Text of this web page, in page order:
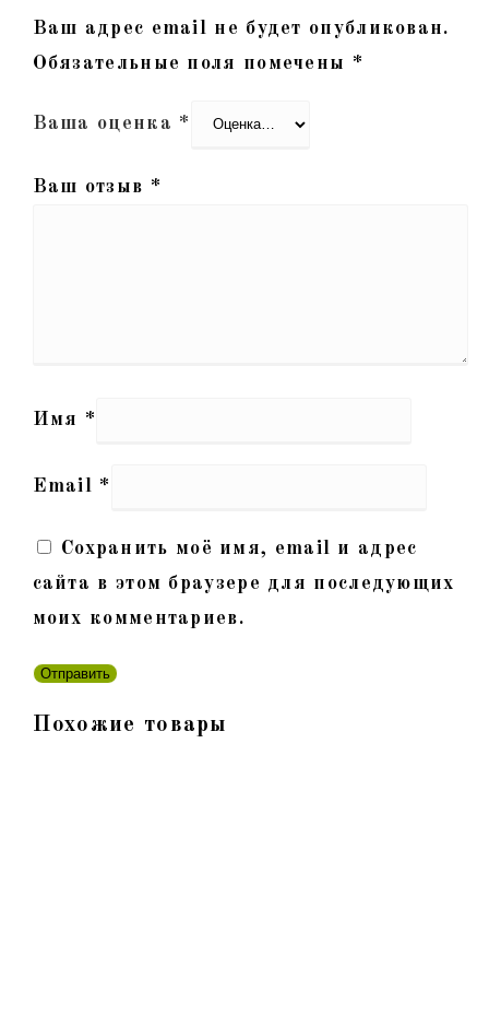
Ваш адрес email не будет опубликован.
Обязательные поля помечены *
Ваша оценка *
Ваш отзыв *
Имя *
Email *
Сохранить моё имя, email и адрес
сайта в этом браузере для последующих
моих комментариев.
Похожие товары